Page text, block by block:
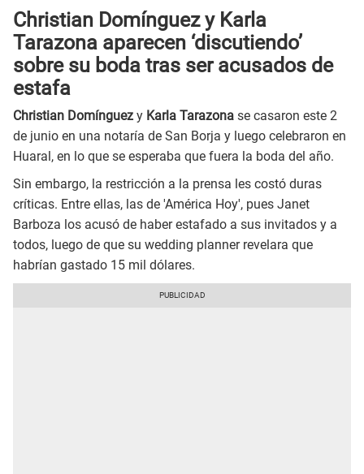
Christian Domínguez y Karla
Tarazona aparecen ‘discutiendo’
sobre su boda tras ser acusados de
estafa
Christian Domínguez y Karla Tarazona se casaron este 2
de junio en una notaría de San Borja y luego celebraron en
Huaral, en lo que se esperaba que fuera la boda del año.
Sin embargo, la restricción a la prensa les costó duras
críticas. Entre ellas, las de 'América Hoy', pues Janet
Barboza los acusó de haber estafado a sus invitados y a
todos, luego de que su wedding planner revelara que
habrían gastado 15 mil dólares.